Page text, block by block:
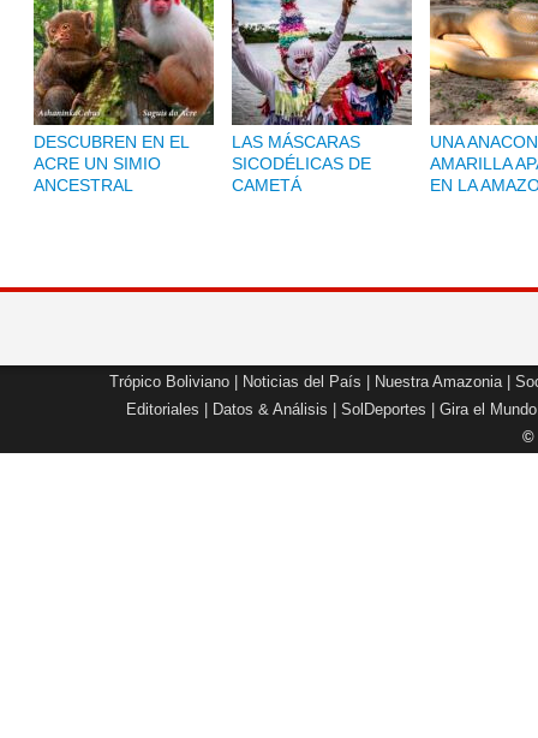
DESCUBREN EN EL
ACRE UN SIMIO
ANCESTRAL
LAS MÁSCARAS
SICODÉLICAS DE
CAMETÁ
UNA
AMARILLA
EN LA
Trópico Boliviano Noticias del País Nuestra Amazonia|
Editoriales
Datos & Análisis SolDeportes Gira el Mundo
©